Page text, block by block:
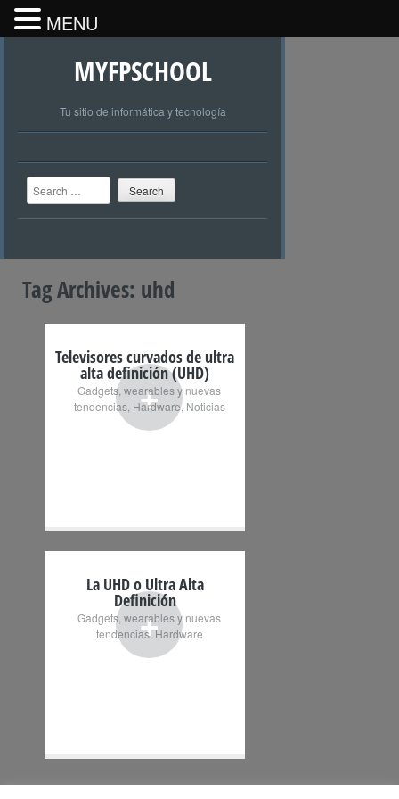
MYFPSCHOOL
Tu sitio de informática y tecnología
Search
Tag Archives: uhd
+
Televisores curvados de ultra
alta definición (UHD)
Gadgets, wearables y nuevas
tendencias, Hardware, Noticias
+
La UHD o Ultra Alta
Definición
Gadgets, wearables y nuevas
tendencias,Hardware
MENU